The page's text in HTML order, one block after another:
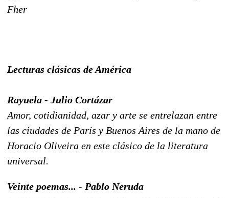
Fher
Lecturas clásicas de América
Rayuela - Julio Cortázar
Amor, cotidianidad, azar y arte se entrelazan entre
las ciudades de París y Buenos Aires de la mano de
Horacio Oliveira en este clásico de la literatura
universal.
Veinte poemas... - Pablo Neruda